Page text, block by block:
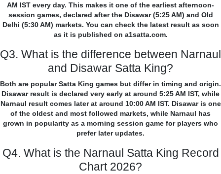
AM IST every day. This makes it one of the earliest afternoon-
session games, declared after the Disawar (5:25 AM) and Old
Delhi (5:30 AM) markets. You can check the latest result as soon
as it is published on a1satta.com.
Q3. What is the difference between Narnaul
and Disawar Satta King?
Both are popular Satta King games but differ in timing and origin.
Disawar result is declared very early at around 5:25 AM IST, while
Narnaul result comes later at around 10:00 AM IST. Disawar is one
of the oldest and most followed markets, while Narnaul has
grown in popularity as a morning session game for players who
prefer later updates.
Q4. What is the Narnaul Satta King Record
Chart 2026?